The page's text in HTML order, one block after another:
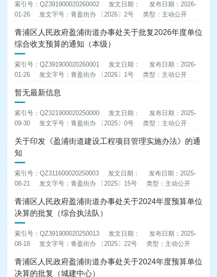
索引号：QZ391900020260002 发文日期：
发布日期：2026-
01-26
发文字号：青盈街办 〔2026〕2号 类型：主动公开
青浦区人民政府盈浦街道办事处关于批复2026年度单位
综合收支预算的通知（本级）
索引号：QZ391900020260001 发文日期：
发布日期：2026-
01-26
发文字号：青盈街办 〔2026〕1号 类型：主动公开
暂无最新信息
索引号：QZ321900020250000 发文日期：
发布日期：2025-
09-30
发文字号：青盈街办 〔2025〕0号 类型：主动公开
关于印发《盈浦街道建设工程项目管理实施办法》的通
知
索引号：QZ311600020250003 发文日期：
发布日期：2025-
08-21
发文字号：青盈街办 〔2025〕15号 类型：主动公开
青浦区人民政府盈浦街道办事处关于2024年度预算单位
决算的批复（综合执法队）
索引号：QZ391900020250013 发文日期：
发布日期：2025-
08-18
发文字号：青盈街办 〔2025〕22号 类型：主动公开
青浦区人民政府盈浦街道办事处关于2024年度预算单位
决算的批复（城建中心）